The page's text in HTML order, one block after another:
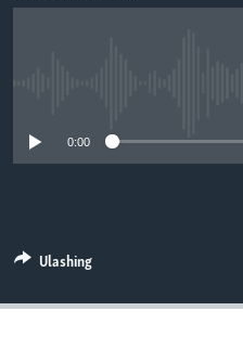
XABARLAR SURATLARDA
TELEGRAM
0:00
Ulashing